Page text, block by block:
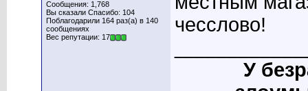
Сообщения: 1,768
Вы сказали Спасибо: 104
Поблагодарили 164 раз(а) в 140
сообщениях
Вес репутации: 17
чесслово!
У